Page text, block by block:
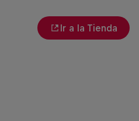
Ir a la Tienda